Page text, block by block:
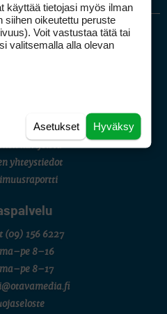
yhteystiedot
(09) 156 6227
8–16
8–17
käyttää tietojasi myös ilman
siihen oikeutettu peruste
Voit vastustaa tätä tai
valitsemalla alla olevan
Hyväksy
Asetukset